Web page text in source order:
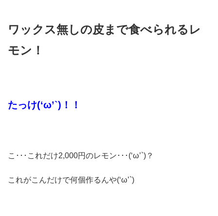
ワックス無しの皮まで食べられるレ
モン！
たっけ(‘ω’`)！！
こ･･･これだけ2,000円のレモン･･･(‘ω’`)？
これがこんだけで何個作るんや(‘ω’`)